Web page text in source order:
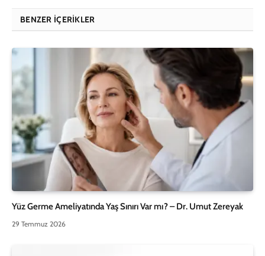
BENZER İÇERIKLER
Yüz Germe Ameliyatında Yaş Sınırı Var mı? – Dr. Umut Zereyak
29 Temmuz 2026